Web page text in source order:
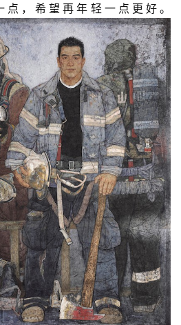
，希望再年轻一点更好。